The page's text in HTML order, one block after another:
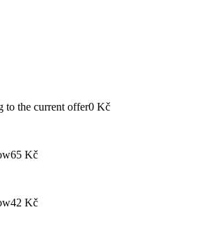
to the current offer0 Kč
65 Kč
42 Kč